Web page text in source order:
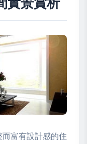
富有設計感的住